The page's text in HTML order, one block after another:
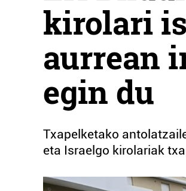
kirolari
aurrean
egin du
Txapelketako
eta Israelgo kirolariak